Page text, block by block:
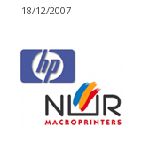
18/12/2007